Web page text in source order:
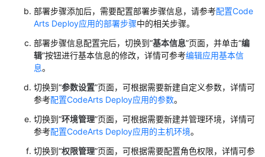
CodeArts
Deploy
用
用
预
模
板
新
部署步骤添加后，需要配置部署步骤信息，请参考配置Code
Arts Deploy应用的部署步骤中的相关步骤。
部署步骤信息配置完后，切换到“基本信息”页面，并单击“编
辑”按钮进行基本信息的修改，详情可参考编辑应用基本信
息。
切换到“参数设置”页面，可根据需要新建自定义参数，详情可
参考配置CodeArts Deploy应用的参数。
切换到“环境管理”页面，可根据需要新建并管理环境，详情可
参考配置CodeArts Deploy应用的主机环境。
切换到“权限管理”页面，可根据需要配置角色权限，详情可参